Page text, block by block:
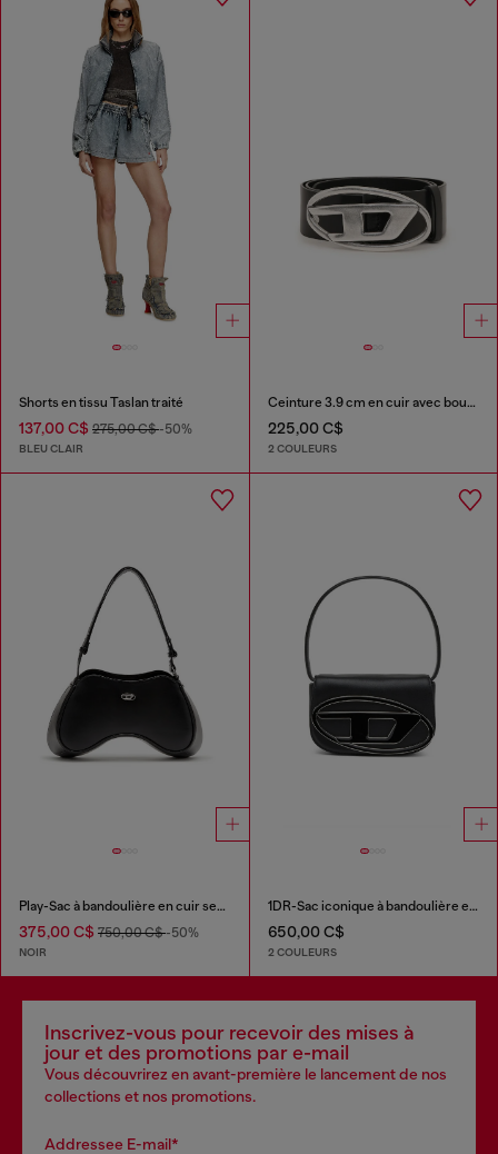
Shorts en tissu Taslan traité
137,00 C$ 275,00 C$-50%
BLEU CLAIR
Ceinture 3.9 cm en cuir avec boucle D
225,00 C$
2 COULEURS
Play-Sac à bandoulière en cuir semi-brillant
375,00 C$ 750,00 C$-50%
NOIR
1DR-Sac iconique à bandoulière en cuir nappa
650,00 C$
2 COULEURS
Inscrivez-vous pour recevoir des mises à
jour et des promotions par e-mail
Vous découvrirez en avant-première le lancement de nos
collections et nos promotions.
Addressee E-mail*